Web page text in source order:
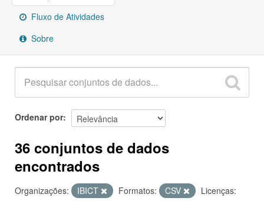
SobreFluxo de Atividades
Sobre
Ordenar por
36 conjuntos de dados
encontrados
Organizações: IBICT Formatos: CSV
Licenças: